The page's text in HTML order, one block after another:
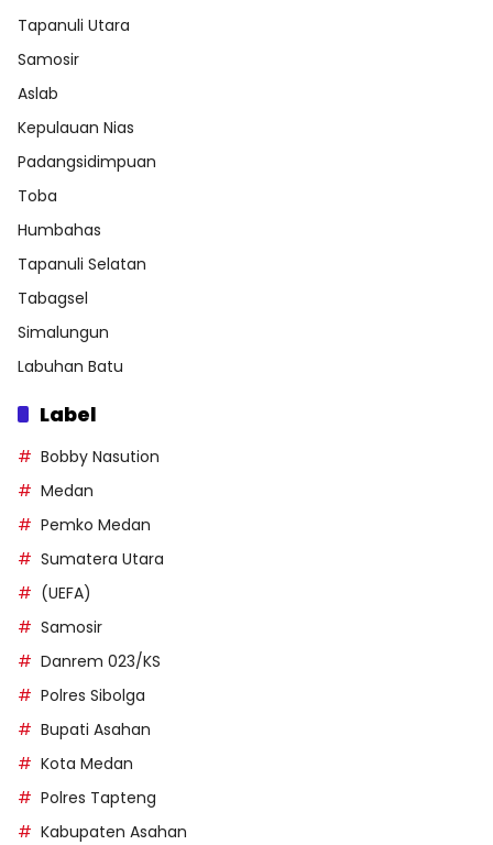
Tapanuli Utara
Samosir
Aslab
Kepulauan Nias
Padangsidimpuan
Toba
Humbahas
Tapanuli Selatan
Tabagsel
Simalungun
Labuhan Batu
Label
Bobby Nasution
Medan
Pemko Medan
Sumatera Utara
(UEFA)
Samosir
Danrem 023/KS
Polres Sibolga
Bupati Asahan
Kota Medan
Polres Tapteng
Kabupaten Asahan